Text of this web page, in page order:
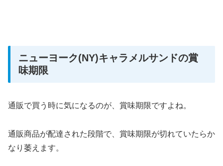
ニューヨーク(NY)キャラメルサンドの賞
味期限
通販で買う時に気になるのが、賞味期限ですよね。
通販商品が配達された段階で、賞味期限が切れていたらか
なり萎えます。